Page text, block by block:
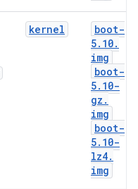
kernel
boot-
5. 10.
img
boot-
5. 10-
gz .
img
boot-
5. 10-
lz4.
img